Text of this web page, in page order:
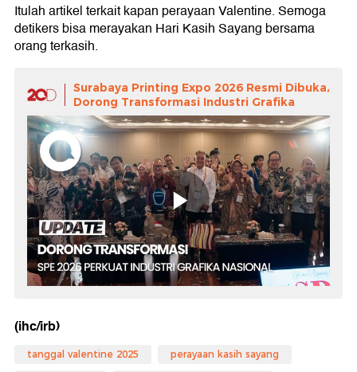
Itulah artikel terkait kapan perayaan Valentine. Semoga
detikers bisa merayakan Hari Kasih Sayang bersama
orang terkasih.
Surabaya Printing Expo 2026 Resmi Dibuka,
Dorong Transformasi Industri Grafika
(ihc/irb)
tanggal valentine 2025 perayaan kasih sayang